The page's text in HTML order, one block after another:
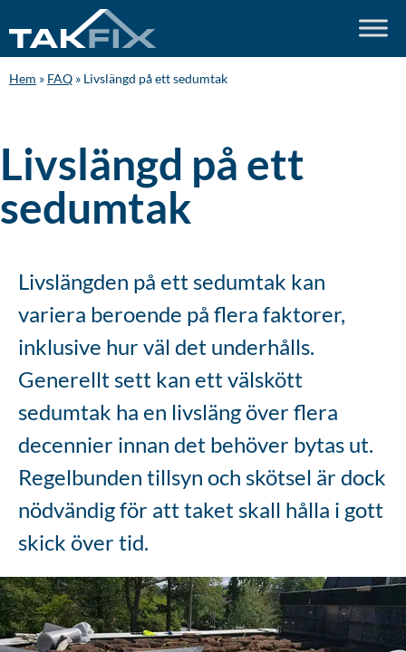
Hem » FAQ » Livslängd på ett sedumtak
Livslängd på ett
sedumtak
Livslängden på ett sedumtak kan
variera beroende på flera faktorer,
inklusive hur väl det underhålls.
Generellt sett kan ett välskött
sedumtak ha en livsläng över flera
decennier innan det behöver bytas ut.
Regelbunden tillsyn och skötsel är dock
nödvändig för att taket skall hålla i gott
skick över tid.